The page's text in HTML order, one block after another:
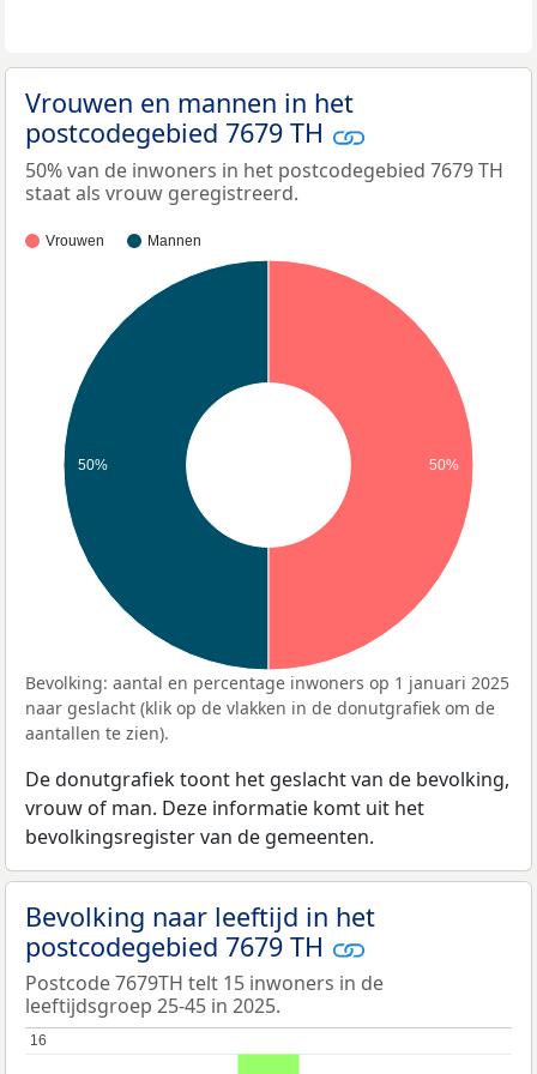
Vrouwen en mannen in het
postcodegebied 7679 TH
50% van de inwoners in het postcodegebied 7679 TH
staat als vrouw geregistreerd.
Vrouwen Mannen
50% 50%
Bevolking: aantal en percentage inwoners op 1 januari 2025
naar geslacht (klik op de vlakken in de donutgrafiek om de
aantallen te zien).
De donutgrafiek toont het geslacht van de bevolking,
vrouw of man. Deze informatie komt uit het
bevolkingsregister van de gemeenten.
Bevolking naar leeftijd in het
postcodegebied 7679 TH
Postcode 7679TH telt 15 inwoners in de
leeftijdsgroep 25-45 in 2025.
16
16